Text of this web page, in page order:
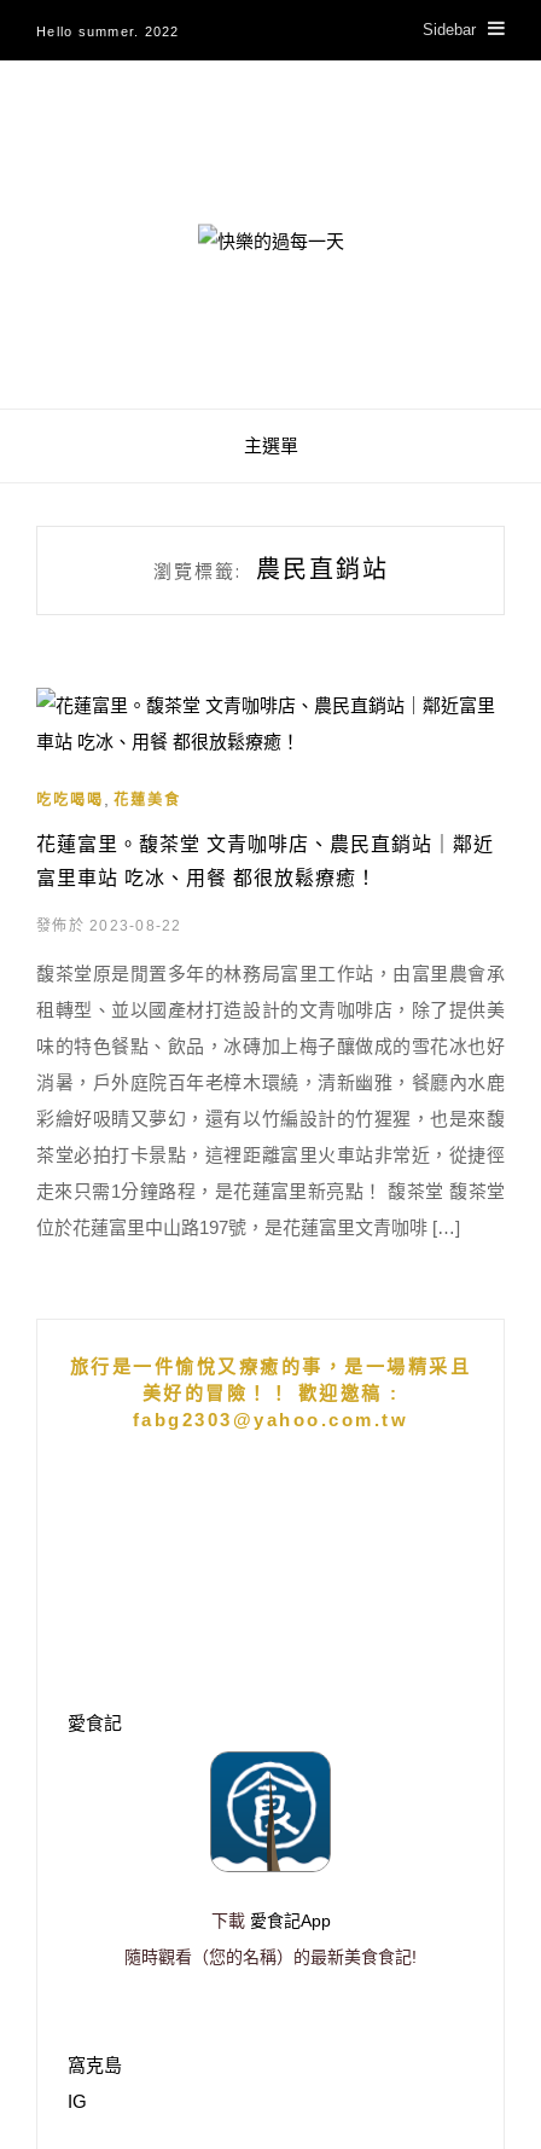
Hello summer. 2022 Sidebar
快樂的過每一天
主選單
瀏覽標籤: 農民直銷站
吃吃喝喝 花蓮美食
花蓮富里。馥茶堂 文青咖啡店、農民直銷站｜鄰近
富里車站 吃冰、用餐 都很放鬆療癒！
發佈於 2023-08-22
馥茶堂原是閒置多年的林務局富里工作站，由富里農會承
租轉型、並以國產材打造設計的文青咖啡店，除了提供美
味的特色餐點、飲品，冰磚加上梅子釀做成的雪花冰也好
消暑，戶外庭院百年老樟木環繞，清新幽雅，餐廳內水鹿
彩繪好吸睛又夢幻，還有以竹編設計的竹猩猩，也是來馥
茶堂必拍打卡景點，這裡距離富里火車站非常近，從捷徑
走來只需1分鐘路程，是花蓮富里新亮點！ 馥茶堂 馥茶堂
位於花蓮富里中山路197號，是花蓮富里文青咖啡 […]
旅行是一件愉悅又療癒的事，是一場精采且
美好的冒險！！ 歡迎邀稿 :
fabg2303@yahoo.com.tw
愛食記
下載 愛食記App
隨時觀看（您的名稱）的最新美食食記!
窩克島
IG